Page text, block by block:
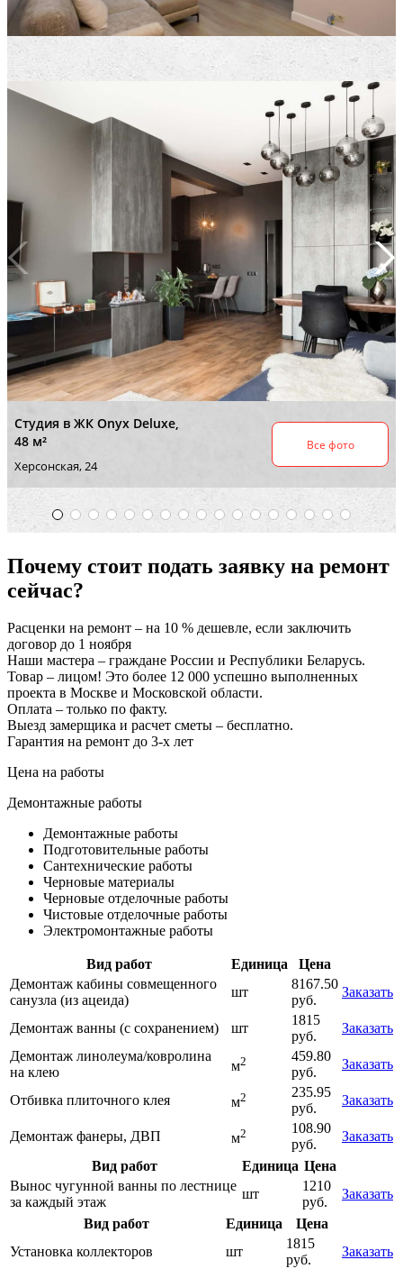
Почему стоит подать заявку на ремонт
сейчас?
Расценки на ремонт – на 10 % дешевле, если заключить
договор до 1 ноября
Наши мастера – граждане России и Республики Беларусь.
Товар – лицом! Это более 12 000 успешно выполненных
проекта в Москве и Московской области.
Оплата – только по факту.
Выезд замерщика и расчет сметы – бесплатно.
Гарантия на ремонт до 3-х лет
Цена на работы
Демонтажные работы
Демонтажные работы
Подготовительные работы
Сантехнические работы
Черновые материалы
Черновые отделочные работы
Чистовые отделочные работы
Электромонтажные работы
Вид работ Единица
Цена
Демонтаж кабины совмещенного
санузла (из ацеида)
шт
8167.50
руб.
Заказать
Демонтаж ванны (с сохранением) шт
1815
руб.
Заказать
Демонтаж линолеума/ковролина
на клею
м2
459.80
руб.
Заказать
Отбивка плиточного клея м2
235.95
руб.
Заказать
Демонтаж фанеры, ДВП м2
108.90
руб.
Заказать
Вид работ
Единица Цена
Вынос чугунной ванны по лестнице
за каждый этаж
шт
1210
руб.
Заказать
Вид работ
Единица
Цена
Установка коллекторов
шт
1815
руб.
Заказать